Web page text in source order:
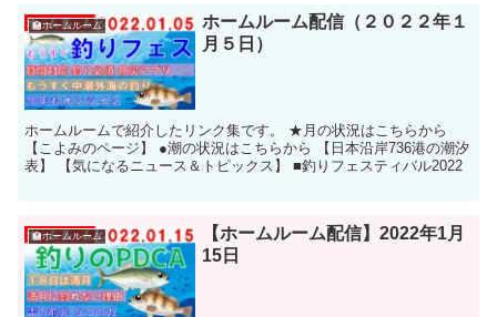
🏫ホームルーム
ホームルーム配信（２０２２年１
月５日）
ホームルームで紹介したリンク集です。 ★月の状況はこちらから
【こよみのページ】 ●潮の状況はこちらから 【日本沿岸736港の潮汐
表】 【気になるニュース＆トピックス】 ■釣りフェスティバル2022
🏫ホームルーム
【ホームルーム配信】2022年1月
15日